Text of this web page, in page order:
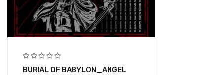
BURIAL OF BABYLON_ANGEL